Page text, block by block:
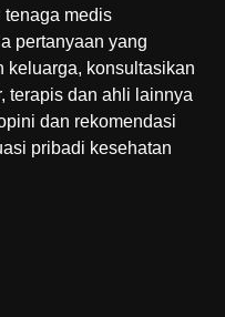
tenaga medis
pertanyaan yang
keluarga, konsultasikan
terapis dan ahli lainnya
dan rekomendasi
pribadi kesehatan